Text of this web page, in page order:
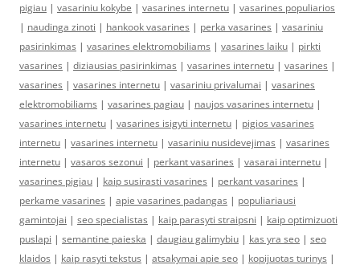
pigiau | vasariniu kokybe | vasarines internetu | vasarines populiarios
| naudinga zinoti | hankook vasarines | perka vasarines | vasariniu
pasirinkimas | vasarines elektromobiliams | vasarines laiku | pirkti
vasarines | diziausias pasirinkimas | vasarines internetu | vasarines |
vasarines | vasarines internetu | vasariniu privalumai | vasarines
elektromobiliams | vasarines pagiau | naujos vasarines internetu |
vasarines internetu | vasarines isigyti internetu | pigios vasarines
internetu | vasarines internetu | vasariniu nusidevejimas | vasarines
internetu | vasaros sezonui | perkant vasarines | vasarai internetu |
vasarines pigiau | kaip susirasti vasarines | perkant vasarines |
perkame vasarines | apie vasarines padangas | populiariausi
gamintojai | seo specialistas | kaip parasyti straipsni | kaip optimizuoti
puslapi | semantine paieska | daugiau galimybiu | kas yra seo | seo
klaidos | kaip rasyti tekstus | atsakymai apie seo | kopijuotas turinys |